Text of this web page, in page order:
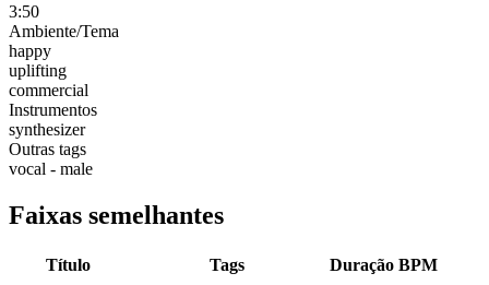
3:50
Ambiente/Tema
happy
uplifting
commercial
Instrumentos
synthesizer
Outras tags
vocal - male
Faixas semelhantes
Título Tags Duração BPM